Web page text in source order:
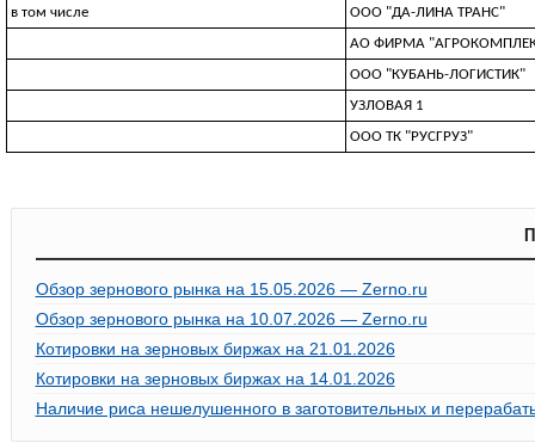
в том числе
ООО "ДА-ЛИНА ТРАНС"
АО ФИРМА
ООО "КУБАНЬ-ЛОГИСТИК"
УЗЛOBAЯ 1
ООО ТК "РУСГРУЗ"
Обзор зернового рынка на 15.05.2026 — Zerno.ru
Обзор зернового рынка на 10.07.2026 — Zerno.ru
Котировки на зерновых биржах на 21.01.2026
Котировки на зерновых биржах на 14.01.2026
Наличие риса нешелушенного в заготовительных и